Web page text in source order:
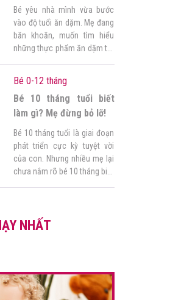
Bé yêu nhà mình vừa bước
vào độ tuổi ăn dặm. Mẹ đang
băn khoăn, muốn tìm hiểu
những thực phẩm ăn dặm tốt
thành phần chủ yếu từ bột
gạo giàu dinh dưỡng, cấu
trúc bánh mềm xốp, cực dễ
Bé 0-12 tháng
Bé 10 tháng tuổi biết
làm gì? Mẹ đừng bỏ lỡ!
Bé 10 tháng tuổi là giai đoạn
phát triển cực kỳ tuyệt vời
của con. Nhưng nhiều mẹ lại
chưa nắm rõ bé 10 tháng biết
trẻ lúc 10 tháng cũng sẽ có
NHẤT